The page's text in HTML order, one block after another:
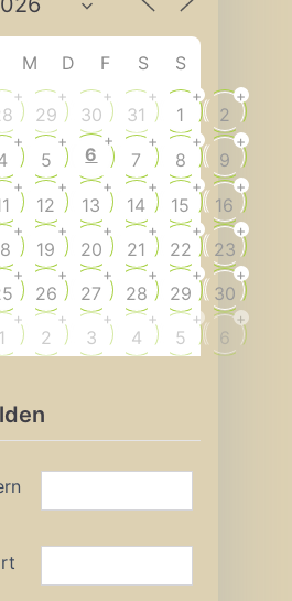
M D F S S
+
29
+
30
+
31
+
1
+
2
+
+
5
+
6
+
7
+
8
+
9
+
+
12
+
13
+
14
+
15
+
16
+
+
19
+
20
+
21
+
22
+
23
+
+
26
+
27
+
28
+
29
+
30
+
1
+
2
+
3
+
4
+
5
+
6
+